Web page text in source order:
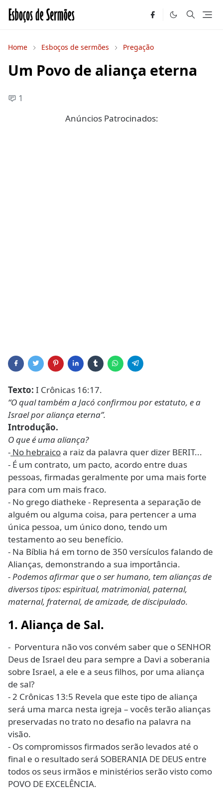
Home Esboços de sermões Pregação
Um Povo de aliança eterna
1
Anúncios Patrocinados:
Texto: I Crônicas 16:17.
“O qual também a Jacó confirmou por estatuto, e a
Israel por aliança eterna”.
Introdução.
O que é uma aliança?
- No hebraicoa raiz da palavra quer dizer BERIT...
- É um contrato, um pacto, acordo entre duas
pessoas, firmadas geralmente por uma mais forte
para com um mais fraco.
- No grego diatheke - Representa a separação de
alguém ou alguma coisa, para pertencer a uma
única pessoa, um único dono, tendo um
testamento ao seu benefício.
- Na Bíblia há em torno de 350 versículos falando de
Alianças, demonstrando a sua importância.
- Podemos afirmar que o ser humano, tem alianças de
diversos tipos: espiritual, matrimonial, paternal,
maternal, fraternal, de amizade, de discipulado.
1. Aliança de Sal.
- Porventura não vos convém saber que o SENHOR
Deus de Israel deu para sempre a Davi a soberania
sobre Israel, a ele e a seus filhos, por uma aliança
de sal?
- 2 Crônicas 13:5 Revela que este tipo de aliança
será uma marca nesta igreja – vocês terão alianças
preservadas no trato no desafio na palavra na
visão.
- Os compromissos firmados serão levados até o
final e o resultado será SOBERANIA DE DEUS entre
todos os seus irmãos e ministérios serão visto como
POVO DE EXCELÊNCIA.